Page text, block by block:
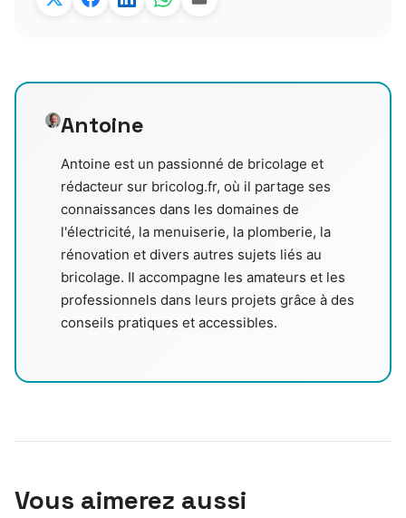
Antoine
Antoine est un passionné de bricolage et
rédacteur sur bricolog.fr, où il partage ses
connaissances dans les domaines de
l'électricité, la menuiserie, la plomberie, la
rénovation et divers autres sujets liés au
bricolage. Il accompagne les amateurs et les
professionnels dans leurs projets grâce à des
conseils pratiques et accessibles.
Vous aimerez aussi